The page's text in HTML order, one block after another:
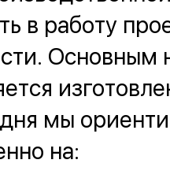
в работу
Основным
мы
на: